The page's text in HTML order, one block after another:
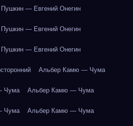
— Евгений Онегин
— Евгений Онегин
— Евгений Онегин
Альбер Камю — Чума
Чума Альбер Камю — Чума
Чума Альбер Камю — Чума